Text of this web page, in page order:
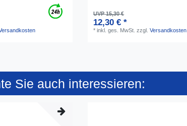
UVP 15,30 €
12,30 € *
*inkl. ges. MwSt. zzgl.Versandkosten
Sie auch interessieren: